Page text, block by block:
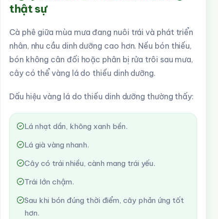
thật sự
Cà phê giữa mùa mưa đang nuôi trái và phát triển
nhân, nhu cầu dinh dưỡng cao hơn. Nếu bón thiếu,
bón không cân đối hoặc phân bị rửa trôi sau mưa,
cây có thể vàng lá do thiếu dinh dưỡng.
Dấu hiệu vàng lá do thiếu dinh dưỡng thường thấy:
Lá nhạt dần, không xanh bền.
Lá già vàng nhanh.
Cây có trái nhiều, cành mang trái yếu.
Trái lớn chậm.
Sau khi bón đúng thời điểm, cây phản ứng tốt
hơn.